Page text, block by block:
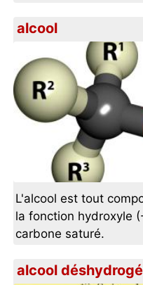
alcool
L'alcool est tout
la fonction hydroxyle
carbone saturé.
alcool